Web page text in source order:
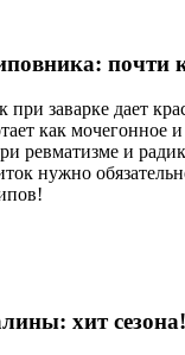
почти
заварке дает
как мочегонное
ревматизме и
нужно
хит сезона!